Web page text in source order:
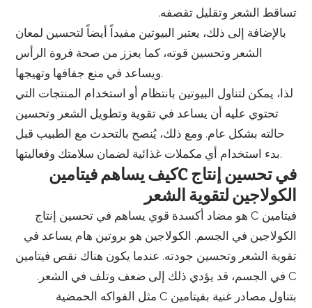
تساقط الشعر وتقليل تقصفه.
بالإضافة إلى ذلك، يعتبر البيوتين مفيداً أيضاً لتحسين لمعان
الشعر وتحسين قوته، كما يعزز من صحة فروة الرأس
ويساعد في منع جفافها وتهيجها.
لذا، يمكن لتناول البيوتين بانتظام أو استخدام المنتجات التي
تحتوي عليه أن يساعد في تقوية وتطويل الشعر وتحسين
حالته بشكل عام. ومع ذلك، يُنصح بالتحدث مع الطبيب قبل
بدء استخدام أي مكملات غذائية لضمان سلامتك وفعاليتها.
كيف يساهم فيتامينC في تحسين إنتاج
الكولاجين لتقوية الشعر
فيتامين C هو مضاد أكسدة قوي يساهم في تحسين إنتاج
الكولاجين في الجسم. الكولاجين هو بروتين هام يساعد في
تقوية الشعر وتحسين جودته. عندما يكون هناك نقص فيتامين
C في الجسم، قد يؤدي ذلك إلى ضعف وتلف في الشعر.
بتناول مصادر غنية بفيتامين C مثل الفواكه الحمضية